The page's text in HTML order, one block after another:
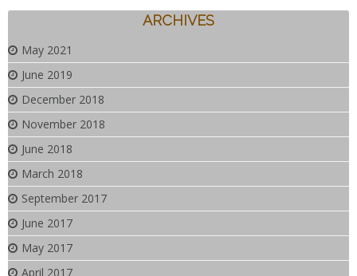
ARCHIVES
May 2021
June 2019
December 2018
November 2018
June 2018
March 2018
September 2017
June 2017
May 2017
April 2017